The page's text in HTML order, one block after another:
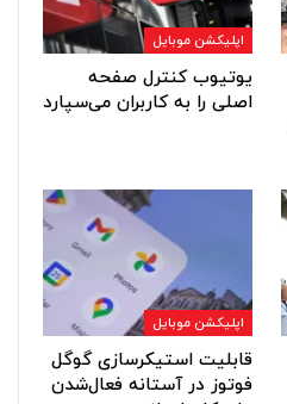
اپلیکشن موبایل
یوتیوب کنترل صفحه
اصلی را به کاربران می‌سپارد
اپلیکشن موبایل
قابلیت استیکرسازی گوگل
فوتوز در آستانه فعال‌شدن